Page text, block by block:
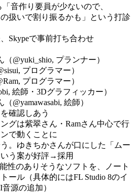
「音作り要員が少ないので、
扱いで割り振るかも」という打診
Skypeで事前打ち合わせ
（@yuki_shio, プランナー）
プログラマー）
プログラマー）
絵師・3Dグラフィッカー）
@yamawasabi, 絵師）
確認しあう
グは紫翠さん・Ramさん中心で行
で動くことに
。ゆきちかさんが口にした「ムー
う案が好評→採用
性のありそうなソフトを、ノート
ール（具体的にはFL Studio 8のイ
源の追加）